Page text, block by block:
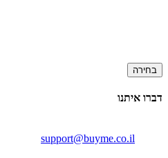
בחירה
דברו איתנו
support@buyme.co.il